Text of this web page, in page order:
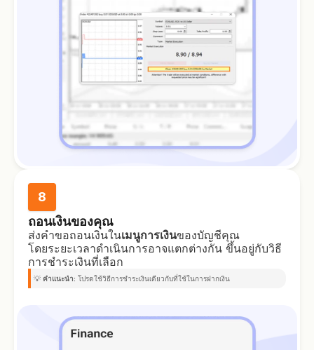
8
ถอนเงินของคุณ
ส่งคำขอถอนเงินในเมนูการเงินของบัญชีคุณ
โดยระยะเวลาดำเนินการอาจแตกต่างกัน ขึ้นอยู่กับวิธี
การชำระเงินที่เลือก
💡 คำแนะนำ: โปรดใช้วิธีการชำระเงินเดียวกับที่ใช้ในการฝากเงิน